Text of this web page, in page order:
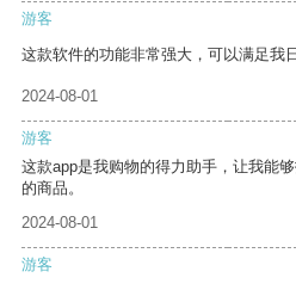
游客
这款软件的功能非常强大，可以满足我
2024-08-01
游客
这款app是我购物的得力助手，让我能
的商品。
2024-08-01
游客